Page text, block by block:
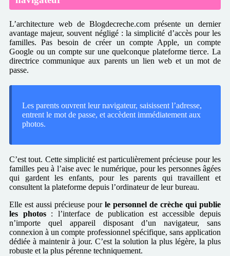
L’architecture web de Blogdecreche.com présente un dernier
avantage majeur, souvent négligé : la simplicité d’accès pour les
familles. Pas besoin de créer un compte Apple, un compte
Google ou un compte sur une quelconque plateforme tierce. La
directrice communique aux parents un lien web et un mot de
passe.
Les parents ouvrent leur navigateur, saisissent l’adresse,
entrent le mot de passe, et accèdent immédiatement aux
photos.
C’est tout. Cette simplicité est particulièrement précieuse pour les
familles peu à l’aise avec le numérique, pour les personnes âgées
qui gardent les enfants, pour les parents qui travaillent et
consultent la plateforme depuis l’ordinateur de leur bureau.
Elle est aussi précieuse pour le personnel de crèche qui publie
les photos: l’interface de publication est accessible depuis
n’importe quel appareil disposant d’un navigateur, sans
connexion à un compte professionnel spécifique, sans application
dédiée à maintenir à jour. C’est la solution la plus légère, la plus
robuste et la plus pérenne techniquement.